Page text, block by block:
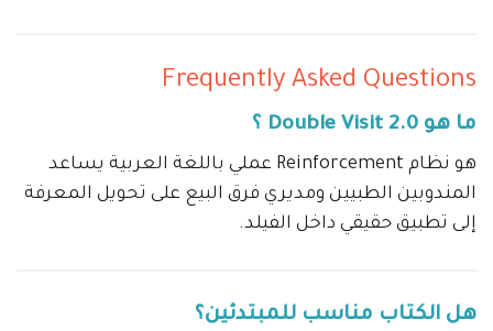
Frequently Asked Questions
ما هو Double Visit 2.0 ؟
هو نظام Reinforcement عملي باللغة العربية يساعد
المندوبين الطبيين ومديري فرق البيع على تحويل المعرفة
إلى تطبيق حقيقي داخل الفيلد.
هل الكتاب مناسب للمبتدئين؟